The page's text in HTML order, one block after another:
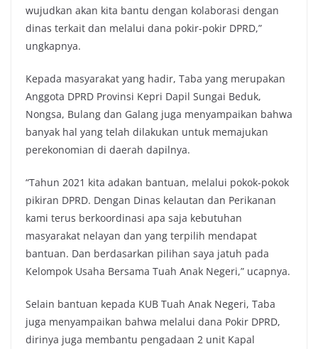
wujudkan akan kita bantu dengan kolaborasi dengan
dinas terkait dan melalui dana pokir-pokir DPRD,”
ungkapnya.
Kepada masyarakat yang hadir, Taba yang merupakan
Anggota DPRD Provinsi Kepri Dapil Sungai Beduk,
Nongsa, Bulang dan Galang juga menyampaikan bahwa
banyak hal yang telah dilakukan untuk memajukan
perekonomian di daerah dapilnya.
“Tahun 2021 kita adakan bantuan, melalui pokok-pokok
pikiran DPRD. Dengan Dinas kelautan dan Perikanan
kami terus berkoordinasi apa saja kebutuhan
masyarakat nelayan dan yang terpilih mendapat
bantuan. Dan berdasarkan pilihan saya jatuh pada
Kelompok Usaha Bersama Tuah Anak Negeri,” ucapnya.
Selain bantuan kepada KUB Tuah Anak Negeri, Taba
juga menyampaikan bahwa melalui dana Pokir DPRD,
dirinya juga membantu pengadaan 2 unit Kapal